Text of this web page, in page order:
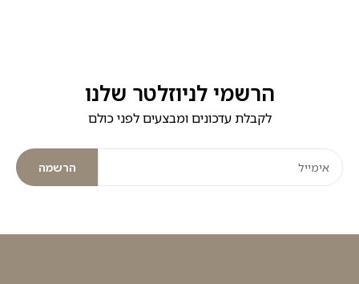
הרשמי לניוזלטר שלנו
לקבלת עדכונים ומבצעים לפני כולם
הרשמה